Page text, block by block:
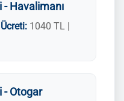
Havalimanı
1040 TL |
- Otogar